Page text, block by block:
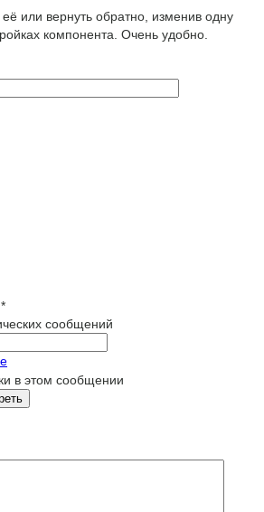
или вернуть обратно, изменив одну
компонента. Очень удобно.
*
в этом сообщении